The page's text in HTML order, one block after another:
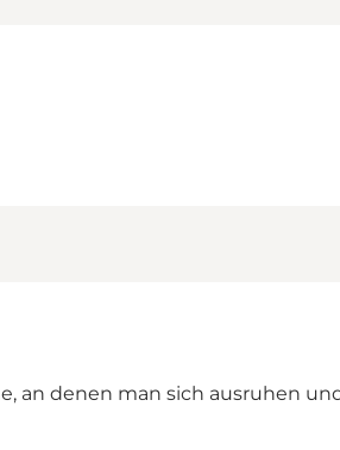
an denen man sich ausruhen